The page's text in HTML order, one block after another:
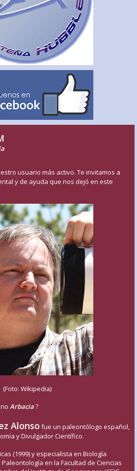
usuario más activo. Te invitamos a
y de ayuda que nos dejó en este
(Foto: Wikipedia)
Arbacia?
Alonso fue un paleontólogo español,
y Divulgador Científico.
(1999) y especialista en Biología
en la Facultad de Ciencias